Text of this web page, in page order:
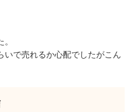
いで売れるか心配でしたがこん